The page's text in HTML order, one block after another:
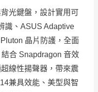
光鍵盤，設計實用可
識、ASUS Adaptive
晶片防護，全面
合 Snapdragon 音效
線性揚聲器，帶來震
兼具效能、美型與智